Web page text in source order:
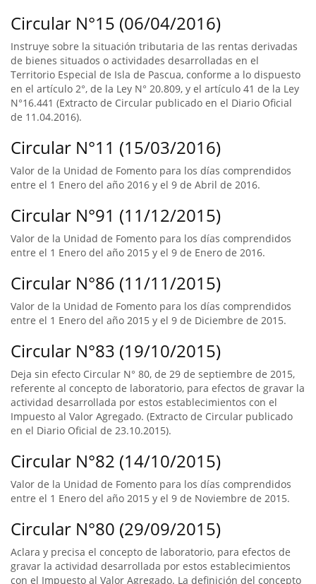
Circular N°15 (06/04/2016)
Instruye sobre la situación tributaria de las rentas derivadas
de bienes situados o actividades desarrolladas en el
Territorio Especial de Isla de Pascua, conforme a lo dispuesto
en el artículo 2°, de la Ley N° 20.809, y el artículo 41 de la Ley
N°16.441 (Extracto de Circular publicado en el Diario Oficial
de 11.04.2016).
Circular N°11 (15/03/2016)
Valor de la Unidad de Fomento para los días comprendidos
entre el 1 Enero del año 2016 y el 9 de Abril de 2016.
Circular N°91 (11/12/2015)
Valor de la Unidad de Fomento para los días comprendidos
entre el 1 Enero del año 2015 y el 9 de Enero de 2016.
Circular N°86 (11/11/2015)
Valor de la Unidad de Fomento para los días comprendidos
entre el 1 Enero del año 2015 y el 9 de Diciembre de 2015.
Circular N°83 (19/10/2015)
Deja sin efecto Circular N° 80, de 29 de septiembre de 2015,
referente al concepto de laboratorio, para efectos de gravar la
actividad desarrollada por estos establecimientos con el
Impuesto al Valor Agregado. (Extracto de Circular publicado
en el Diario Oficial de 23.10.2015).
Circular N°82 (14/10/2015)
Valor de la Unidad de Fomento para los días comprendidos
entre el 1 Enero del año 2015 y el 9 de Noviembre de 2015.
Circular N°80 (29/09/2015)
Aclara y precisa el concepto de laboratorio, para efectos de
gravar la actividad desarrollada por estos establecimientos
con el Impuesto al Valor Agregado. La definición del concepto